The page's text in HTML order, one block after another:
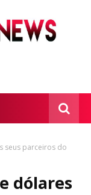
seus parceiros do
dólares